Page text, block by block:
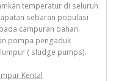
temperatur di seluruh
sebaran populasi
campuran bahan.
pompa pengaduk
( sludge pumps).
Kental